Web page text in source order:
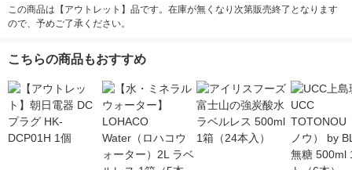
この商品は【アウトレット】品です。在庫が無くなり次第販売終了となります
ので、予めご了承ください。
こちらの商品もおすすめ